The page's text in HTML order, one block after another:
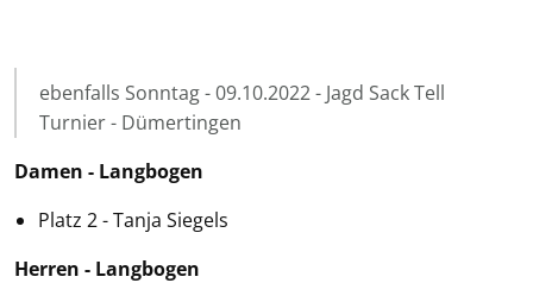
ebenfalls Sonntag - 09.10.2022 - Jagd Sack Tell
Turnier - Dümertingen
Damen - Langbogen
Platz 2 - Tanja Siegels
Herren - Langbogen